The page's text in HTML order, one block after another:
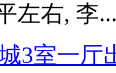
左右, 李
3室一厅